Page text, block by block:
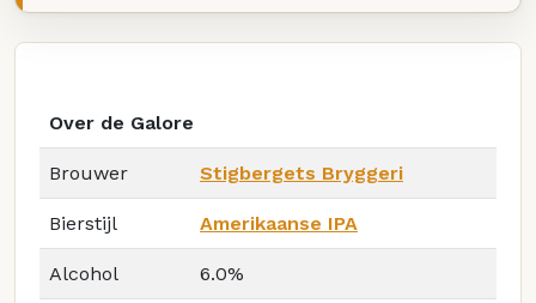
Over de Galore
Brouwer Stigbergets Bryggeri
Bierstijl Amerikaanse IPA
Alcohol 6.0%